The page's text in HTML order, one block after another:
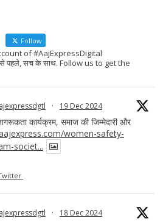
Follow
of #AajExpressDigital
पहले, सच के साथ. Follow us to get the
· 19 Dec 2024
कार्यक्रम, समाज की जिम्मेदारी और
women-safety-
societ...
· 18 Dec 2024